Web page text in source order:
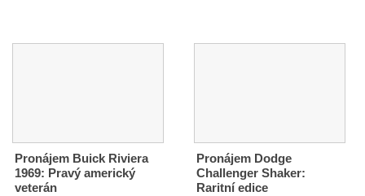
Pronájem Buick Riviera
1969: Pravý americký
veterán
Pronájem Dodge
Challenger Shaker:
Raritní edice